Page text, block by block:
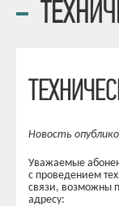
Новость
Уважаемые
с проведением
связи, возможны
адресу: